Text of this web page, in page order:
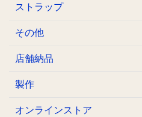
ストラップ
その他
店舗納品
製作
オンラインストア